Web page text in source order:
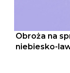
Obroża na
niebiesko-